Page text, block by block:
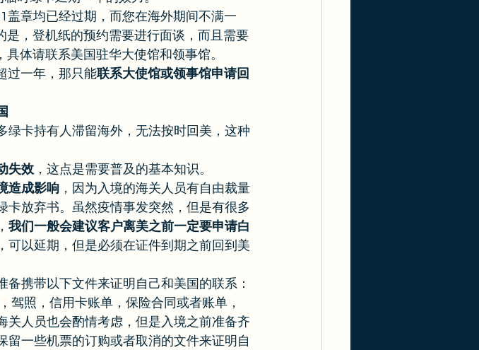
盖章均已经过期，而您在海外期间不满一
是，登机纸的预约需要进行面谈，而且需要
体请联系美国驻华大使馆和领事馆。
过一年，那只能联系大使馆或领事馆申请回
绿卡持有人滞留海外，无法按时回美，这种
失效 ，这点是需要普及的基本知识。
造成影响 ，因为入境的海关人员有自由裁量
放弃书。虽然疫情事发突然，但是有很多
我们一般会建议客户离美之前一定要申请白
可以延期，但是必须在证件到期之前回到美
携带以下文件来证明自己和美国的联系：
驾照，信用卡账单，保险合同或者账单，
关人员也会酌情考虑，但是入境之前准备齐
一些机票的订购或者取消的文件来证明自